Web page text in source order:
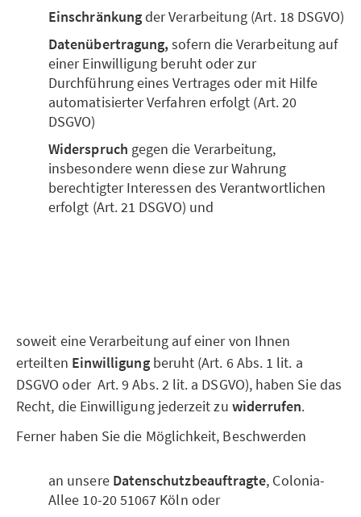
Einschränkungder Verarbeitung (Art. 18 DSGVO)
Datenübertragung,sofern die Verarbeitung auf
einer Einwilligung beruht oder zur
Durchführung eines Vertrages oder mit Hilfe
automatisierter Verfahren erfolgt (Art. 20
DSGVO)
Widerspruch gegen die Verarbeitung,
insbesondere wenn diese zur Wahrung
berechtigter Interessen des Verantwortlichen
erfolgt (Art. 21 DSGVO) und
soweit eine Verarbeitung auf einer von Ihnen
erteilten Einwilligungberuht (Art. 6 Abs. 1 lit. a
DSGVO oder Art. 9 Abs. 2 lit. a DSGVO), haben Sie das
Recht, die Einwilligung jederzeit zu widerrufen.
Ferner haben Sie die Möglichkeit, Beschwerden
an unsere Datenschutzbeauftragte, Colonia-
Allee 10-20 51067 Köln oder